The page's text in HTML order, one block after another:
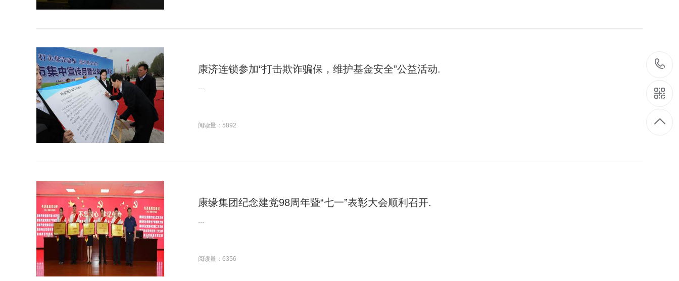
康济连锁参加“打击欺诈骗保，维护基金安全”公益活动.
阅读量：5892
康缘集团纪念建党98周年暨“七一”表彰大会顺利召开.
阅读量：6356